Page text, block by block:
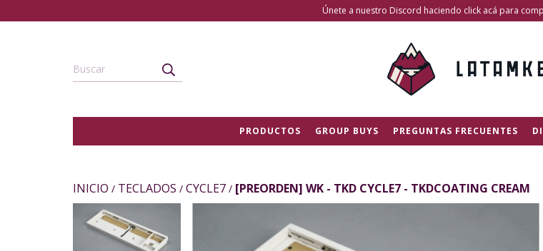
Únete a nuestro Discord haciendo click acá para
PRODUCTOS GROUP BUYS PREGUNTAS FRECUENTES
INICIO / TECLADOS / CYCLE7 / [PREORDEN] WK - TKD CYCLE7 - TKDCOATING CREAM